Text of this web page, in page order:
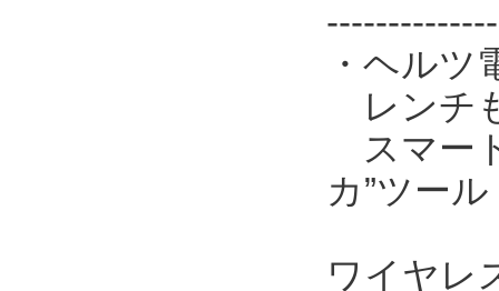
・ヘルツ
レンチ
スマー
カ”ツール
ワイヤレ